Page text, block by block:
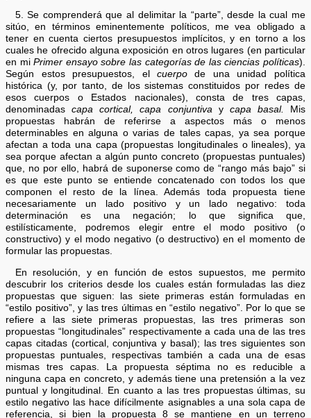
5. Se comprenderá que al delimitar la “parte”, desde la cual me
sitúo, en términos eminentemente políticos, me vea obligado a
tener en cuenta ciertos presupuestos implícitos, y en torno a los
cuales he ofrecido alguna exposición en otros lugares (en particular
en miPrimer ensayo sobre las categorías de las ciencias políticas).
Según estos presupuestos, el cuerpo de una unidad política
histórica (y, por tanto, de los sistemas constituidos por redes de
esos cuerpos o Estados nacionales), consta de tres capas,
denominadascapa cortical, capa conjuntivay capa basal.
Mis
propuestas habrán de referirse a aspectos más o menos
determinables en alguna o varias de tales capas, ya sea porque
afectan a toda una capa (propuestas longitudinales o lineales), ya
sea porque afectan a algún punto concreto (propuestas puntuales)
que, no por ello, habrá de suponerse como de “rango más bajo” si
es que este punto se entiende concatenado con todos los que
componen el resto de la línea. Además toda propuesta tiene
necesariamente un lado positivo y un lado negativo: toda
determinación es una negación; lo que significa que,
estilísticamente, podremos elegir entre el modo positivo (o
constructivo) y el modo negativo (o destructivo) en el momento de
formular las propuestas.
En resolución, y en función de estos supuestos, me permito
descubrir los criterios desde los cuales están formuladas las diez
propuestas que siguen: las siete primeras están formuladas en
“estilo positivo”, y las tres últimas en “estilo negativo”. Por lo que se
refiere a las siete primeras propuestas, las tres primeras son
propuestas “longitudinales” respectivamente a cada una de las tres
capas citadas (cortical, conjuntiva y basal); las tres siguientes son
propuestas puntuales, respectivas también a cada una de esas
mismas tres capas. La propuesta séptima no es reducible a
ninguna capa en concreto, y además tiene una pretensión a la vez
puntual y longitudinal. En cuanto a las tres propuestas últimas, su
estilo negativo las hace difícilmente asignables a una sola capa de
referencia, si bien la propuesta 8 se mantiene en un terreno